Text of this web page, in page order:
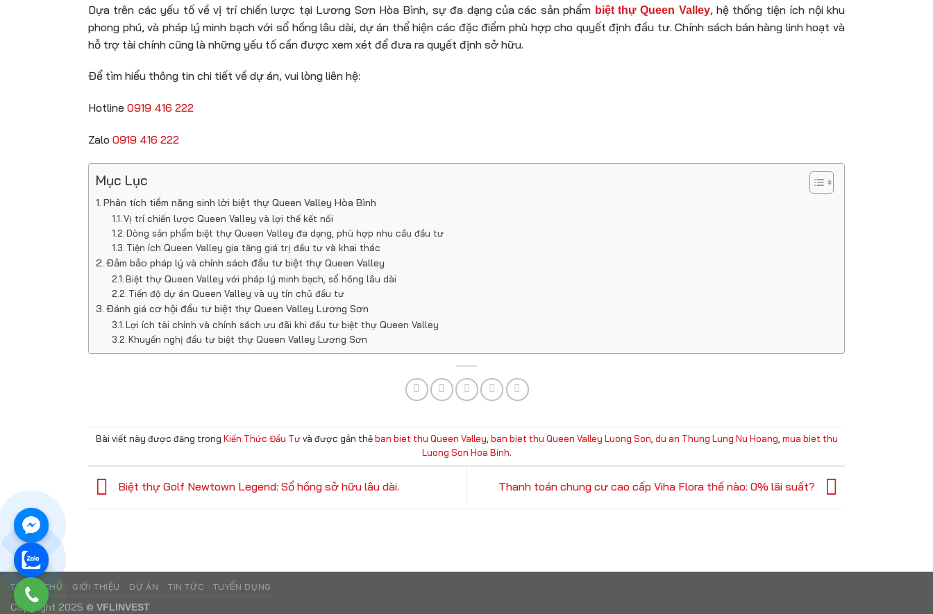
Dựa trên các yếu tố về vị trí chiến lược tại Lương Sơn Hòa Bình, sự đa dạng của các sản phẩm biệt thự Queen Valley, hệ thống tiện ích nội khu
phong phú, và pháp lý minh bạch với sổ hồng lâu dài, dự án thể hiện các đặc điểm phù hợp cho quyết định đầu tư. Chính sách bán hàng linh hoạt và
hỗ trợ tài chính cũng là những yếu tố cần được xem xét để đưa ra quyết định sở hữu.
Để tìm hiểu thông tin chi tiết về dự án, vui lòng liên hệ:
Hotline 0919 416 222
Zalo 0919 416 222
Mục Lục
Phân tích tiềm năng sinh lời biệt thự Queen Valley Hòa Bình
Vị trí chiến lược Queen Valley và lợi thế kết nối
Dòng sản phẩm biệt thự Queen Valley đa dạng, phù hợp nhu cầu đầu tư
Tiện ích Queen Valley gia tăng giá trị đầu tư và khai thác
Đảm bảo pháp lý và chính sách đầu tư biệt thự Queen Valley
Biệt thự Queen Valley với pháp lý minh bạch, sổ hồng lâu dài
Tiến độ dự án Queen Valley và uy tín chủ đầu tư
Đánh giá cơ hội đầu tư biệt thự Queen Valley Lương Sơn
Lợi ích tài chính và chính sách ưu đãi khi đầu tư biệt thự Queen Valley
Khuyến nghị đầu tư biệt thự Queen Valley Lương Sơn
Bài viết này được đăng trong Kiến Thức Đầu Tưvà được gắn thẻban biet thu Queen Valley, ban biet thu Queen Valley Luong Son, du an Thung Lung Nu Hoang, mua biet thu
Luong Son Hoa Binh.
Biệt thự Golf Newtown Legend: Sổ hồng sở hữu lâu dài. Thanh toán chung cư cao cấp Viha Flora thế nào: 0% lãi suất?
TRANG CHỦ GIỚI THIỆU DỰ ÁN TIN TỨC TUYỂN DỤNG
Copyright 2025 © VFLINVEST